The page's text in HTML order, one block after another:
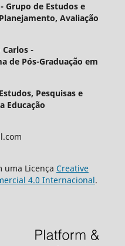
Grupo de Estudos e
Avaliação
Carlos -
de Pós-Graduação em
Pesquisas e
Educação
uma Licença Creative
4.0 Internacional.